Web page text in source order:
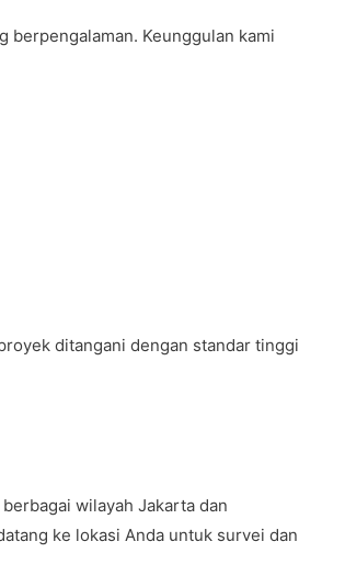
berpengalaman. Keunggulan kami
ditangani dengan standar tinggi
wilayah Jakarta dan
ke lokasi Anda untuk survei dan